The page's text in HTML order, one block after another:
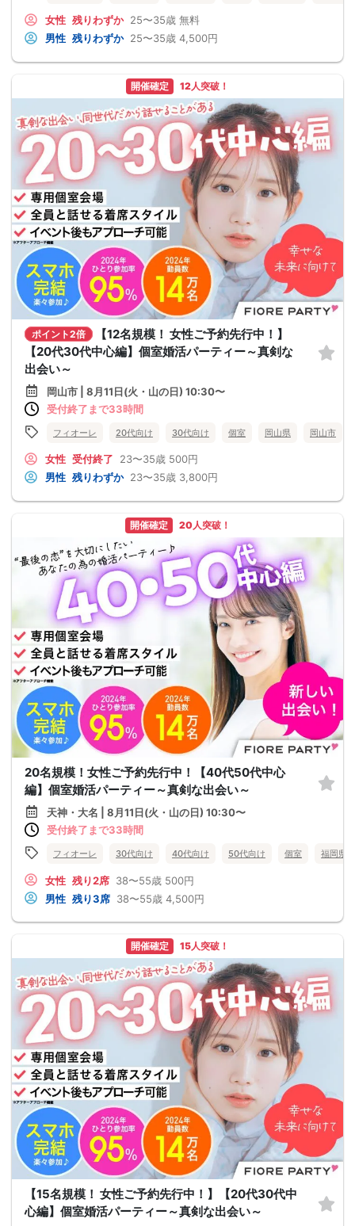
女性 残りわずか 25〜35歳 無料
男性 残りわずか 25〜35歳 4,500円
開催確定 12人突破！
ポイント2倍
【12名規模！ 女性ご予約先行中！】
【20代30代中心編】個室婚活パーティー～真剣な
出会い～
岡山市 | 8月11日(火・山の日) 10:30〜
受付終了まで33時間
フィオーレ 20代向け 30代向け 個室 岡山県 岡山市
女性 受付終了 23〜35歳 500円
男性 残りわずか 23〜35歳 3,800円
開催確定 20人突破！
20名規模！女性ご予約先行中！【40代50代中心
編】個室婚活パーティー～真剣な出会い～
天神・大名 | 8月11日(火・山の日) 10:30〜
受付終了まで33時間
フィオーレ 30代向け 40代向け 50代向け 個室 福岡県
女性 残り2席 38〜55歳 500円
男性 残り3席 38〜55歳 4,500円
開催確定 15人突破！
【15名規模！ 女性ご予約先行中！】【20代30代中
心編】個室婚活パーティー～真剣な出会い～